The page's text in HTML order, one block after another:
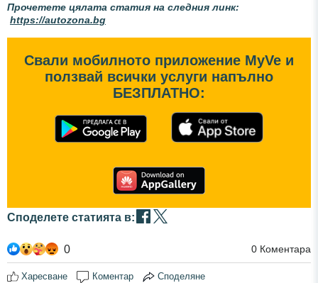
Прочетете цялата статия на следния линк:
https://autozona.bg
Свали мобилното приложение MyVe и
ползвай всички услуги напълно
БЕЗПЛАТНО:
Споделете статията в:
0 0 Коментара
Харесване Коментар Споделяне